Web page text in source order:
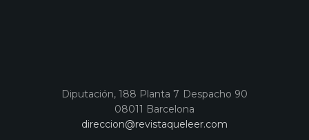
Diputación, 188 Planta 7 Despacho 90
08011 Barcelona
direccion@revistaqueleer.com